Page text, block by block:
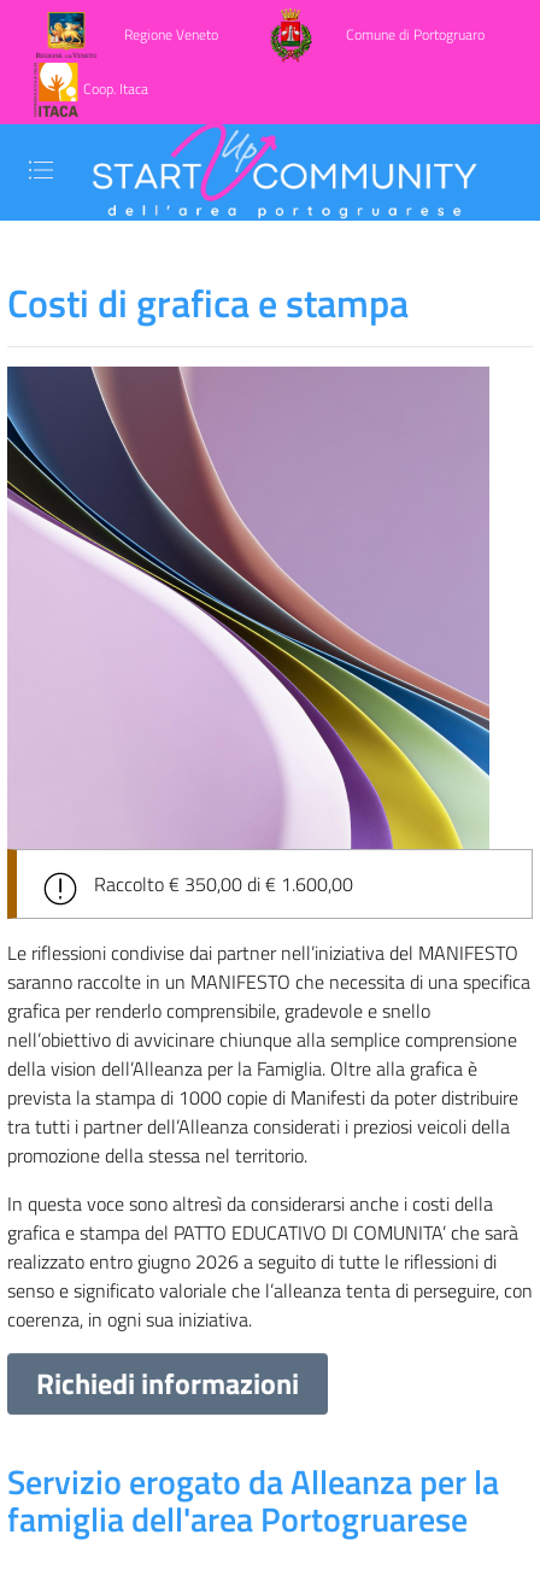
Regione Veneto Comune di Portogruaro
Coop. Itaca
Costi di grafica e stampa
Raccolto € 350,00 di € 1.600,00
Le riflessioni condivise dai partner nell’iniziativa del MANIFESTO
saranno raccolte in un MANIFESTO che necessita di una specifica
grafica per renderlo comprensibile, gradevole e snello
nell’obiettivo di avvicinare chiunque alla semplice comprensione
della vision dell’Alleanza per la Famiglia. Oltre alla grafica è
prevista la stampa di 1000 copie di Manifesti da poter distribuire
tra tutti i partner dell’Alleanza considerati i preziosi veicoli della
promozione della stessa nel territorio.
In questa voce sono altresì da considerarsi anche i costi della
grafica e stampa del PATTO EDUCATIVO DI COMUNITA’ che sarà
realizzato entro giugno 2026 a seguito di tutte le riflessioni di
senso e significato valoriale che l’alleanza tenta di perseguire, con
coerenza, in ogni sua iniziativa.
Richiedi informazioni
Servizio erogato da Alleanza per la
famiglia dell'area Portogruarese